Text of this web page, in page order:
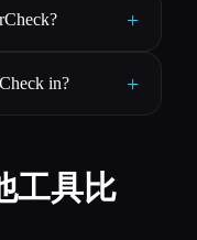
+
in? +
工具比